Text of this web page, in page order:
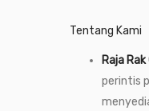
Tentang Kami
Raja
perintis